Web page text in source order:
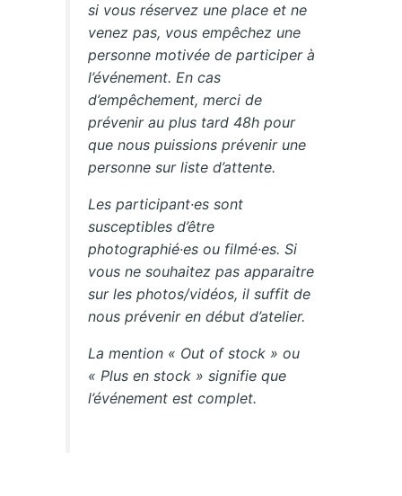
si vous réservez une place et ne
venez pas, vous empêchez une
personne motivée de participer à
l’événement. En cas
d’empêchement, merci de
prévenir au plus tard 48h pour
que nous puissions prévenir une
personne sur liste d’attente.
Les participant·es sont
susceptibles d’être
photographié·es ou filmé·es. Si
vous ne souhaitez pas apparaitre
sur les photos/vidéos, il suffit de
nous prévenir en début d’atelier.
La mention « Out of stock » ou
« Plus en stock » signifie que
l’événement est complet.